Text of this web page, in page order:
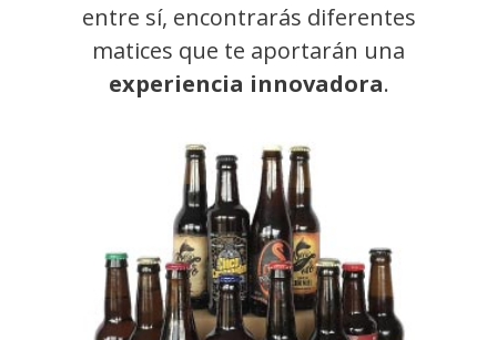
entre sí, encontrarás diferentes
matices que te aportarán una
experiencia innovadora.